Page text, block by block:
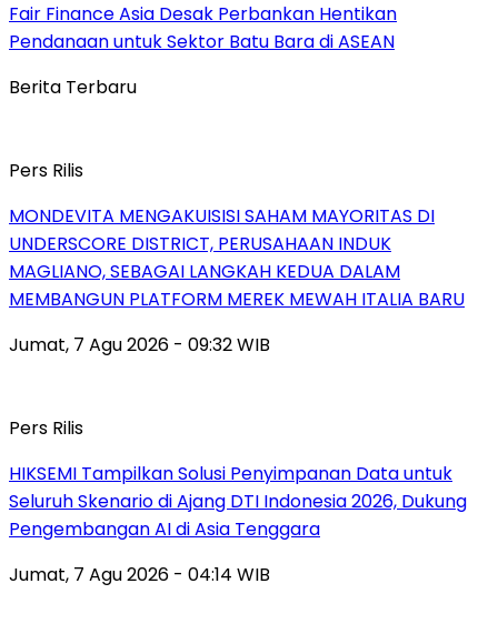
Fair Finance Asia Desak Perbankan Hentikan
Pendanaan untuk Sektor Batu Bara di ASEAN
Berita Terbaru
Pers Rilis
MONDEVITA MENGAKUISISI SAHAM MAYORITAS DI
UNDERSCORE DISTRICT, PERUSAHAAN INDUK
MAGLIANO, SEBAGAI LANGKAH KEDUA DALAM
MEMBANGUN PLATFORM MEREK MEWAH ITALIA BARU
Jumat, 7 Agu 2026 - 09:32 WIB
Pers Rilis
HIKSEMI Tampilkan Solusi Penyimpanan Data untuk
Seluruh Skenario di Ajang DTI Indonesia 2026, Dukung
Pengembangan AI di Asia Tenggara
Jumat, 7 Agu 2026 - 04:14 WIB